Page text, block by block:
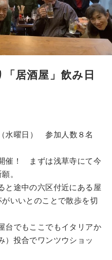
居酒屋」飲み日
曜日） 参加人数８名
催！ まずは浅草寺にて今
。
と途中の六区付近にある屋
いいとのことで散歩を切
台でもここでもイタリアか
）投合でワンツウショッ